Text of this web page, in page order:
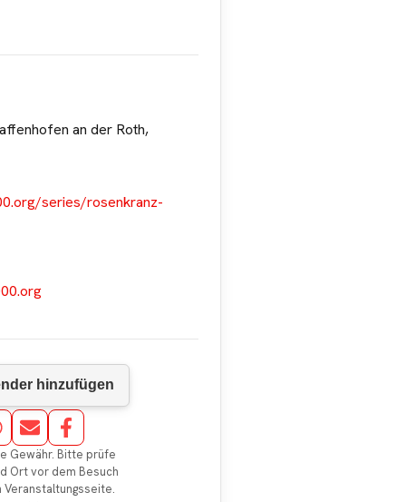
an der Roth,
series/rosenkranz-
Gewähr. Bitte prüfe
Ort vor dem Besuch
Veranstaltungsseite.